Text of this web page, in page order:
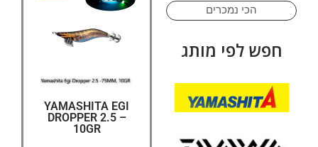
הכי נמכרים
חפש לפי מותג
YAMASHITA EGI
DROPPER 2.5 –
10GR